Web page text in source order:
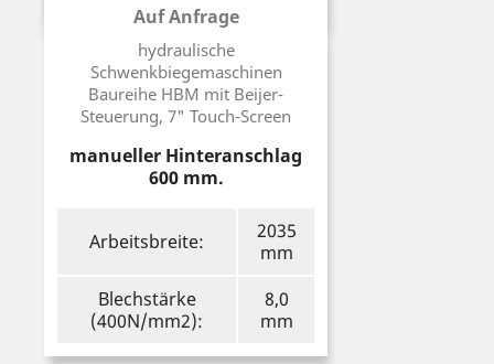
Auf Anfrage
Preis
hydraulische
Schwenkbiegemaschinen
Baureihe HBM mit Beijer-
Steuerung, 7" Touch-Screen
manueller Hinteranschlag
600 mm.
Arbeitsbreite:
2035
mm
Blechstärke
(400N/mm2):
8,0
mm